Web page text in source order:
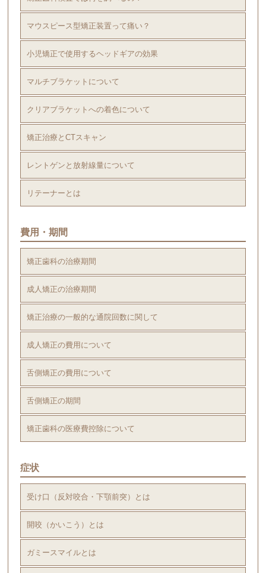
マウスピース型矯正装置って痛い？
小児矯正で使用するヘッドギアの効果
マルチブラケットについて
クリアブラケットへの着色について
矯正治療とCTスキャン
レントゲンと放射線量について
リテーナーとは
費用・期間
矯正歯科の治療期間
成人矯正の治療期間
矯正治療の一般的な通院回数に関して
成人矯正の費用について
舌側矯正の費用について
舌側矯正の期間
矯正歯科の医療費控除について
症状
受け口（反対咬合・下顎前突）とは
開咬（かいこう）とは
ガミースマイルとは